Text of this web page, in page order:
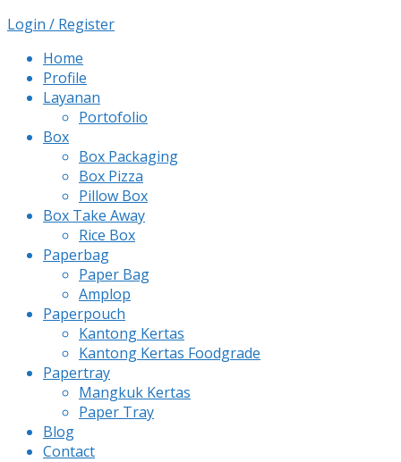
Login / Register
Home
Profile
Layanan
Portofolio
Box
Box Packaging
Box Pizza
Pillow Box
Box Take Away
Rice Box
Paperbag
Paper Bag
Amplop
Paperpouch
Kantong Kertas
Kantong Kertas Foodgrade
Papertray
Mangkuk Kertas
Paper Tray
Blog
Contact